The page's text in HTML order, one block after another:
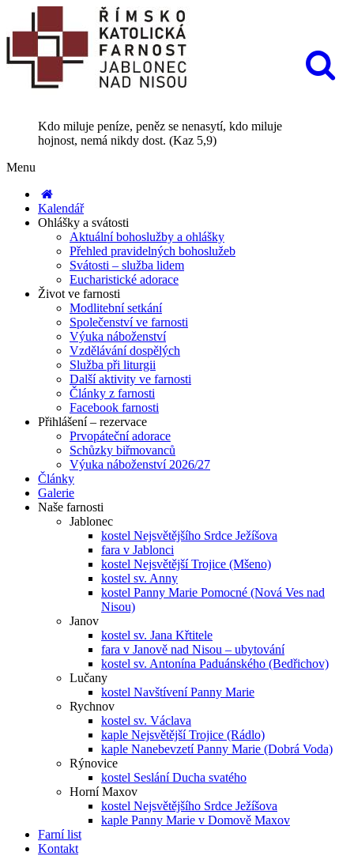
Kdo miluje peníze, peněz se nenasytí, kdo miluje
hojnost, nemá nikdy dost. (Kaz 5,9)
Menu
Kalendář
Ohlášky a svátosti
Aktuální bohoslužby a ohlášky
Přehled pravidelných bohoslužeb
Svátosti – služba lidem
Eucharistické adorace
Život ve farnosti
Modlitební setkání
Společenství ve farnosti
Výuka náboženství
Vzdělávání dospělých
Služba při liturgii
Další aktivity ve farnosti
Články z farnosti
Facebook farnosti
Přihlášení – rezervace
Prvopáteční adorace
Schůzky biřmovanců
Výuka náboženství 2026/27
Články
Galerie
Naše farnosti
Jablonec
kostel Nejsvětějšího Srdce Ježíšova
fara v Jablonci
kostel Nejsvětější Trojice (Mšeno)
kostel sv. Anny
kostel Panny Marie Pomocné (Nová Ves nad
Nisou)
Janov
kostel sv. Jana Křtitele
fara v Janově nad Nisou – ubytování
kostel sv. Antonína Paduánského (Bedřichov)
Lučany
kostel Navštívení Panny Marie
Rychnov
kostel sv. Václava
kaple Nejsvětější Trojice (Rádlo)
kaple Nanebevzetí Panny Marie (Dobrá Voda)
Rýnovice
kostel Seslání Ducha svatého
Horní Maxov
kostel Nejsvětějšího Srdce Ježíšova
kaple Panny Marie v Domově Maxov
Farní list
Kontakt